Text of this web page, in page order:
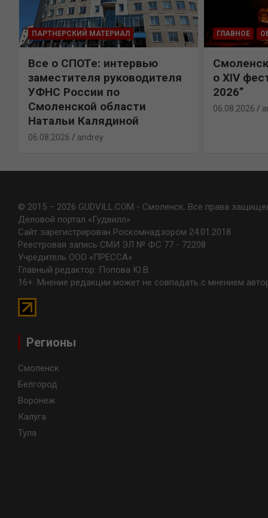
ПАРТНЕРСКИЙ МАТЕРИАЛ
Все о СПОТе: интервью
заместителя руководителя
УФНС России по
Смоленской области
Натальи Калядиной
06.08.2026 andrey
ГЛАВНОЕ
о XIV
2026”
06.08.2026
© 2015 – 2026 GUDVILL.COM - Смоленск. Все права
Деловой портал «Гудвилл»
Сайт зарегистрирован Роскомнадзором 24.01.2018
Реестровая запись СМИ ЭЛ № ФС 77 - 72208
Учредитель ООО «ПРЕССА»
Главный редактор: Попова Ю.В.
16+. Мнение редакции может не совпадать с мнением
Регионы
Смоленск
Белгород
Воронеж
Калуга
Тула